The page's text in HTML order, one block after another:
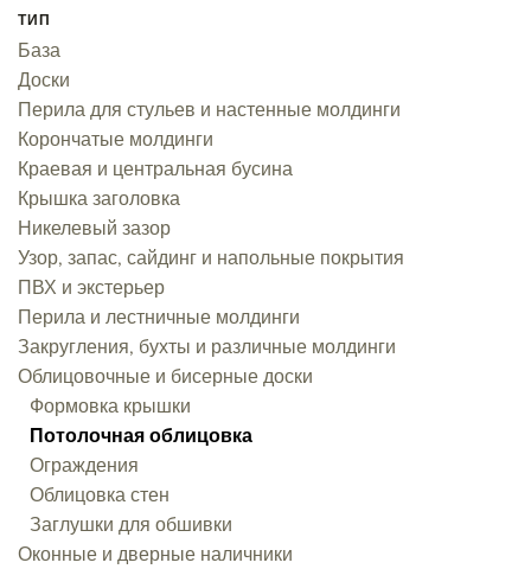
ТИП
База
Доски
Перила для стульев и настенные молдинги
Корончатые молдинги
Краевая и центральная бусина
Крышка заголовка
Никелевый зазор
Узор, запас, сайдинг и напольные покрытия
ПВХ и экстерьер
Перила и лестничные молдинги
Закругления, бухты и различные молдинги
Облицовочные и бисерные доски
Формовка крышки
Потолочная облицовка
Ограждения
Облицовка стен
Заглушки для обшивки
Оконные и дверные наличники